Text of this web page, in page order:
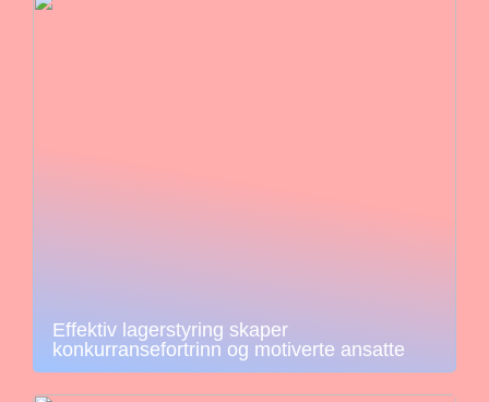
Effektiv lagerstyring skaper
konkurransefortrinn og motiverte ansatte